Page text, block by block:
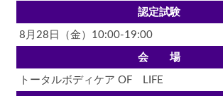
認定試験
8月28日（金）10:00-19:00
会 場
トータルボディケア OF LIFE